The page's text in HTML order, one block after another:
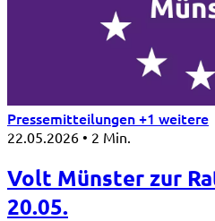
Pressemitteilungen+1 weitere
22.05.2026 • 2 Min.
Volt Münster zur
20.05.